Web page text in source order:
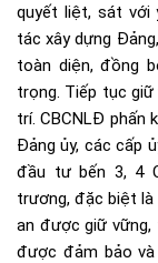
quyết liệt, sát với
tác xây dựng
toàn diện, đồng
trọng. Tiếp tục
trí. CBCNLĐ phấn
Đảng ủy, các cấp
đầu tư bến 3, 4
trương, đặc biệt
an được giữ vững,
được đảm bảo